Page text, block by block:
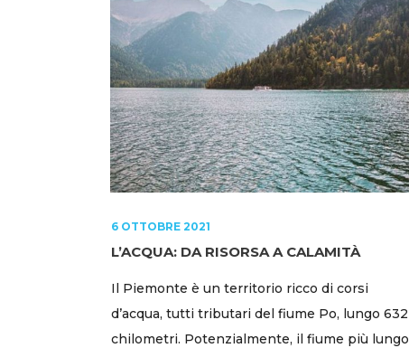
6 OTTOBRE 2021
L’ACQUA: DA RISORSA A CALAMITÀ
Il Piemonte è un territorio ricco di corsi
d’acqua, tutti tributari del fiume Po, lungo 632
chilometri. Potenzialmente, il fiume più lungo